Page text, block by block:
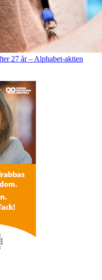
27 år – Alphabet-aktien